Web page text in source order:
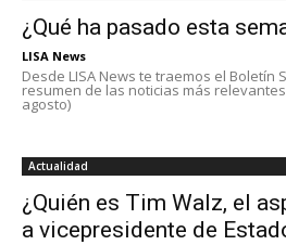
¿Qué ha pasado esta
LISA News
Desde LISA News te traemos el Boletín
resumen de las noticias más
agosto)
Actualidad
¿Quién es Tim Walz, el
a vicepresidente de